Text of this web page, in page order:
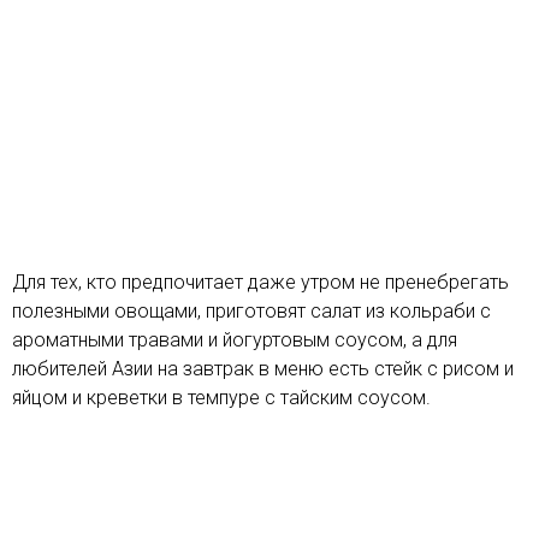
Для тех, кто предпочитает даже утром не пренебрегать
полезными овощами, приготовят салат из кольраби с
ароматными травами и йогуртовым соусом, а для
любителей Азии на завтрак в меню есть стейк с рисом и
яйцом и креветки в темпуре с тайским соусом.